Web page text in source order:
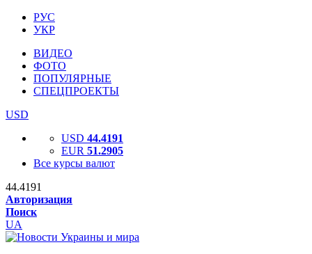
РУС
УКР
ВИДЕО
ФОТО
ПОПУЛЯРНЫЕ
СПЕЦПРОЕКТЫ
USD
USD 44.4191
EUR 51.2905
Все курсы валют
44.4191
Авторизация
Поиск
UA